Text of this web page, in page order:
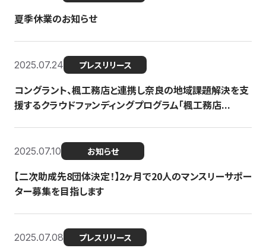
夏季休業のお知らせ
2025.07.24 プレスリリース
コングラント、楓工務店と連携し奈良の地域課題解決を支
援するクラウドファンディングプログラム「楓工務店...
2025.07.10 お知らせ
【二次助成先8団体決定！】2ヶ月で20人のマンスリーサポー
ター募集を目指します
2025.07.08 プレスリリース